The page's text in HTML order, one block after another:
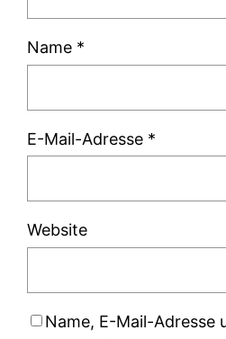
Name *
E-Mail-Adresse *
Website
Name, E-Mail-Adresse